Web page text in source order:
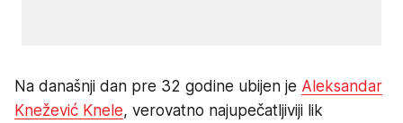
Na današnji dan pre 32 godine ubijen je Aleksandar
Knežević Knele, verovatno najupečatljiviji lik